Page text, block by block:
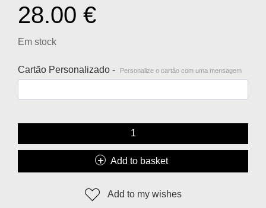
28.00 €
Em stock
Cartão Personalizado - Personalize o cartão com uma mensagem
Add to basket
Add to my wishes